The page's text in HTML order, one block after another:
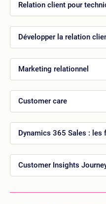
Relation client pour
Développer la relation
Marketing relationnel
Customer care
Dynamics 365 Sales : les
Customer Insights